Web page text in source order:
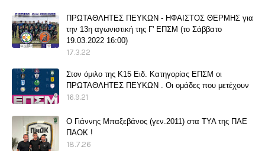
ΠΡΩΤΑΘΛΗΤΕΣ ΠΕΥΚΩΝ - ΗΦΑΙΣΤΟΣ ΘΕΡΜΗΣ για
την 13η αγωνιστική της Γ' ΕΠΣΜ (το Σάββατο
19.03.2022 16:00)
17.3.22
Στον όμιλο της Κ15 Ειδ. Κατηγορίας ΕΠΣΜ οι
ΠΡΩΤΑΘΛΗΤΕΣ ΠΕΥΚΩΝ . Οι ομάδες που μετέχουν
16.9.21
O Γιάννης Μπαξεβάνος (γεν.2011) στα ΤΥΑ της ΠΑΕ
ΠΑΟΚ !
18.7.26